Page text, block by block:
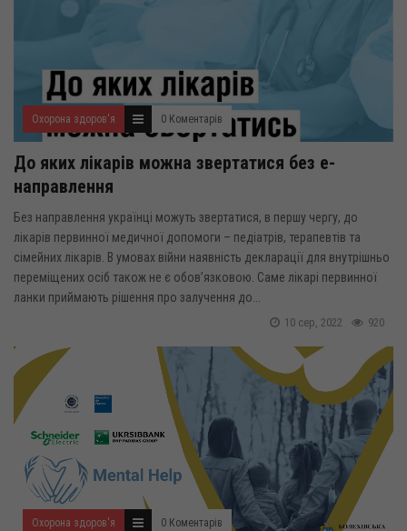
Охорона здоров'я 0 Коментарів
До яких лікарів можна звертатися без е-
направлення
Без направлення українці можуть звертатися, в першу чергу, до
лікарів первинної медичної допомоги – педіатрів, терапевтів та
сімейних лікарів. В умовах війни наявність декларації для внутрішньо
переміщених осіб також не є обов’язковою. Саме лікарі первинної
ланки приймають рішення про залучення до...
920
10 сер, 2022
Охорона здоров'я 0 Коментарів